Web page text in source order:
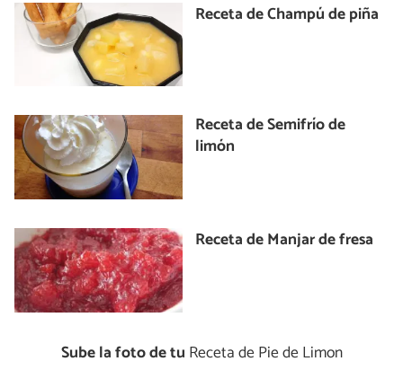
Receta de Champú de piña
Receta de Semifrío de
limón
Receta de Manjar de fresa
Sube la foto de tu Receta de Pie de Limon